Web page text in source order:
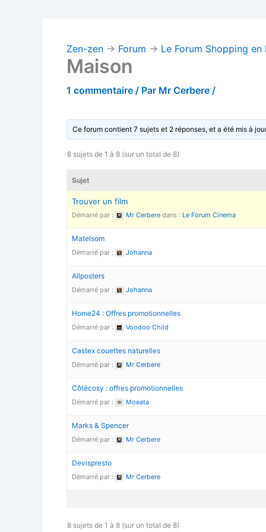
Zen-zen → Forum → Le Forum Shopping en
Maison
1 commentaire / Par Mr Cerbere /
Ce forum contient 7 sujets et 2 réponses, et a été mis à
8 sujets de 1 à 8 (sur un total de 8)
Sujet
Trouver un film
Démarré par : Mr Cerbere dans : Le Forum Cinema
Matelsom
Démarré par : Johanna
Allposters
Démarré par : Johanna
Home24 : Offres promotionnelles
Démarré par : Voodoo Child
Castex couettes naturelles
Démarré par : Mr Cerbere
Côtécosy : offres promotionnelles
Démarré par : Moeata
Marks & Spencer
Démarré par : Mr Cerbere
Devispresto
Démarré par : Mr Cerbere
8 sujets de 1 à 8 (sur un total de 8)